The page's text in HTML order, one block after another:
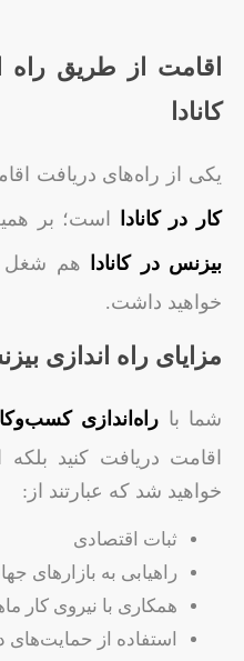
اقامت از طریق
کانادا
یکی از راه‌های دریافت
کار در کانادا
است؛ بر
بیزنس در کانادا
هم شغل
خواهید داشت.
مزایای راه اندازی
شما با راه‌اندازی
اقامت دریافت کنید بلکه
خواهید شد که عبارتند از:
ثبات اقتصادی
راهیابی به بازارهای
همکاری با نیروی کار
استفاده از حمایت‌های